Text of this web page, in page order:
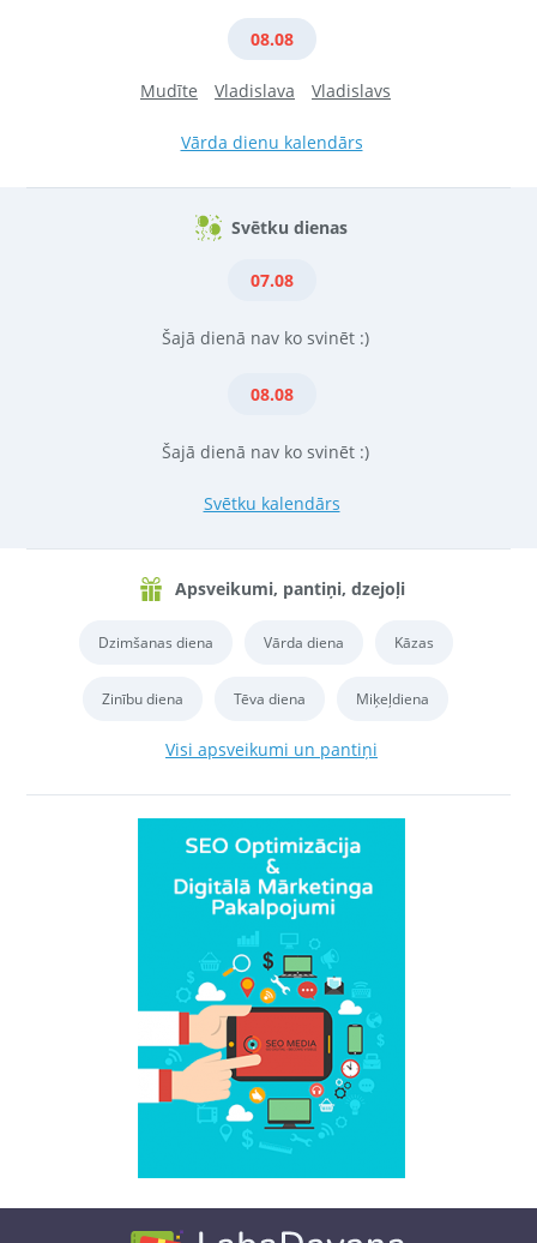
08.08
Mudīte Vladislava Vladislavs
Vārda dienu kalendārs
Svētku dienas
07.08
Šajā dienā nav ko svinēt :)
08.08
Šajā dienā nav ko svinēt :)
Svētku kalendārs
Apsveikumi, pantiņi, dzejoļi
Dzimšanas diena Vārda diena Kāzas
Zinību diena Tēva diena Miķeļdiena
Visi apsveikumi un pantiņi